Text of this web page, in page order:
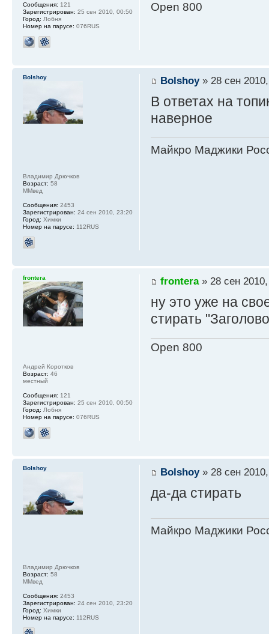
Open 800
Сообщения: 121
Зарегистрирован: 25 сен 2010, 00:50
Город: Лобня
Номер на парусе: 076RUS
Bolshoy» 28 сен
В ответах на
наверное
Майкро Маджики
Bolshoy
Владимир Дрючков
Возраст: 58
ММвед
Сообщения: 2453
Зарегистрирован: 24 сен 2010, 23:20
Город: Химки
Номер на парусе: 112RUS
frontera» 28 сен
ну это уже на
стирать
Open 800
frontera
Андрей Коротков
Возраст: 46
местный
Сообщения: 121
Зарегистрирован: 25 сен 2010, 00:50
Город: Лобня
Номер на парусе: 076RUS
Bolshoy» 28 сен
да-да стирать
Майкро Маджики
Bolshoy
Владимир Дрючков
Возраст: 58
ММвед
Сообщения: 2453
Зарегистрирован: 24 сен 2010, 23:20
Город: Химки
Номер на парусе: 112RUS